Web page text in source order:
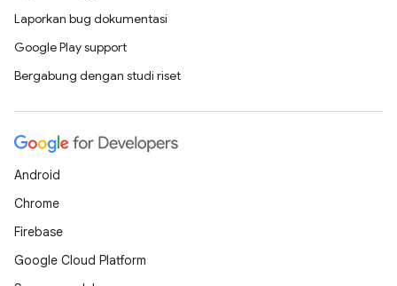
Laporkan bug dokumentasi
Google Play support
Bergabung dengan studi riset
Android
Chrome
Firebase
Google Cloud Platform